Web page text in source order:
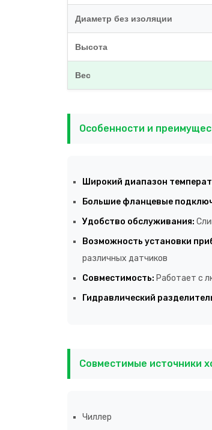
Диаметр без изоляции
Высота
Вес
Особенности и
Широкий диапазон
Большие фланцевые
Удобство обслуживания:
Возможность установки
различных датчиков
Совместимость: Работает с
Гидравлический
Совместимые источники
Чиллер